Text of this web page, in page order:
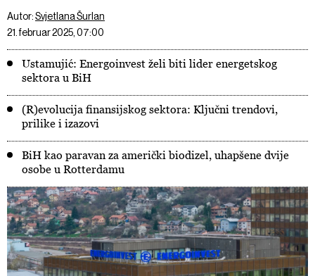
Autor:Svjetlana Šurlan
21. februar 2025, 07:00
Ustamujić: Energoinvest želi biti lider energetskog
sektora u BiH
(R)evolucija finansijskog sektora: Ključni trendovi,
prilike i izazovi
BiH kao paravan za američki biodizel, uhapšene dvije
osobe u Rotterdamu